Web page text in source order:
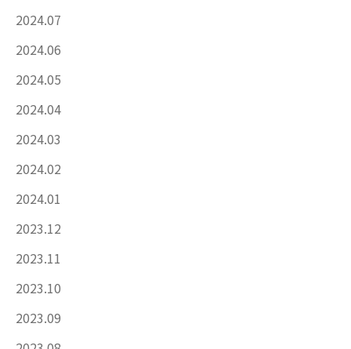
2024.07
2024.06
2024.05
2024.04
2024.03
2024.02
2024.01
2023.12
2023.11
2023.10
2023.09